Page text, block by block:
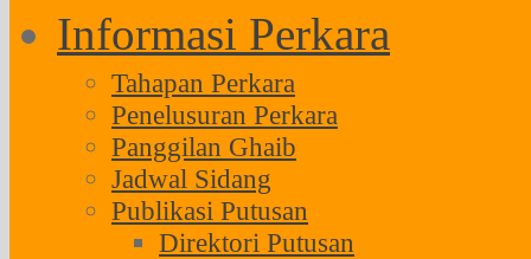
Informasi Perkara
Tahapan Perkara
Penelusuran Perkara
Panggilan Ghaib
Jadwal Sidang
Publikasi Putusan
Direktori Putusan